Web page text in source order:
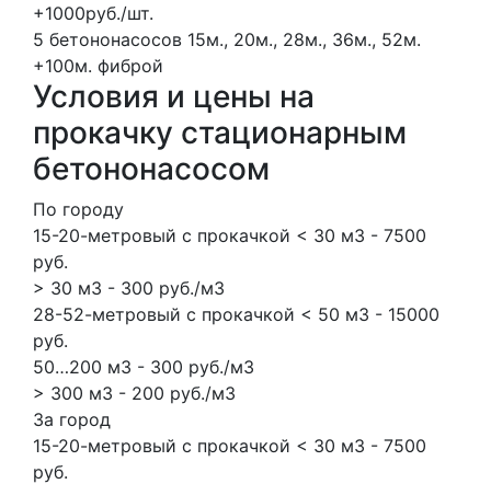
+1000руб./шт.
5 бетононасосов 15м., 20м., 28м., 36м., 52м.
+100м. фиброй
Условия и цены на
прокачку стационарным
бетононасосом
По городу
15-20-метровый с прокачкой < 30 м3 - 7500
руб.
> 30 м3 - 300 руб./м3
28-52-метровый с прокачкой < 50 м3 - 15000
руб.
50…200 м3 - 300 руб./м3
> 300 м3 - 200 руб./м3
За город
15-20-метровый с прокачкой < 30 м3 - 7500
руб.